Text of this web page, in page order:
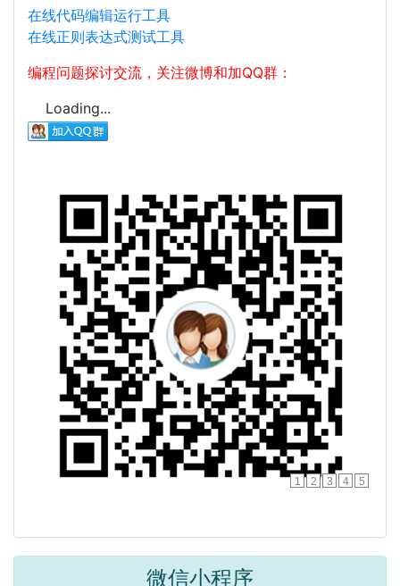
在线代码编辑运行工具
在线正则表达式测试工具
编程问题探讨交流，关注微博和加QQ群：
Loading...
1 2 3 4 5
微信小程序